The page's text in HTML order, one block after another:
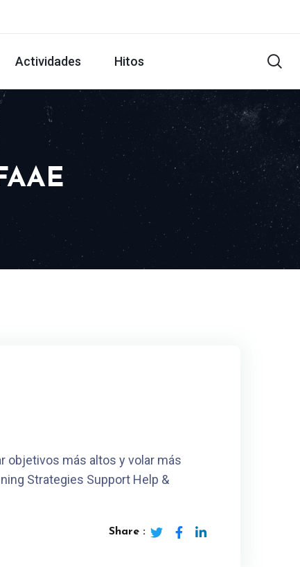
Actividades Hitos
objetivos más altos y volar más
Strategies Support Help &
Share :